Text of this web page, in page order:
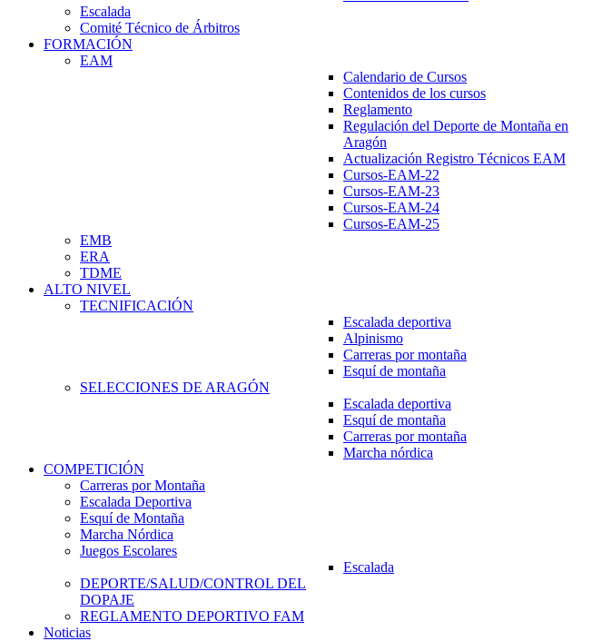
Escalada
Comité Técnico de Árbitros
FORMACIÓN
EAM
Calendario de Cursos
Contenidos de los cursos
Reglamento
Regulación del Deporte de Montaña en
Aragón
Actualización Registro Técnicos EAM
Cursos-EAM-22
Cursos-EAM-23
Cursos-EAM-24
Cursos-EAM-25
EMB
ERA
TDME
ALTO NIVEL
TECNIFICACIÓN
Escalada deportiva
Alpinismo
Carreras por montaña
Esquí de montaña
SELECCIONES DE ARAGÓN
Escalada deportiva
Esquí de montaña
Carreras por montaña
Marcha nórdica
COMPETICIÓN
Carreras por Montaña
Escalada Deportiva
Esquí de Montaña
Marcha Nórdica
Juegos Escolares
Escalada
DEPORTE/SALUD/CONTROL DEL
DOPAJE
REGLAMENTO DEPORTIVO FAM
Noticias